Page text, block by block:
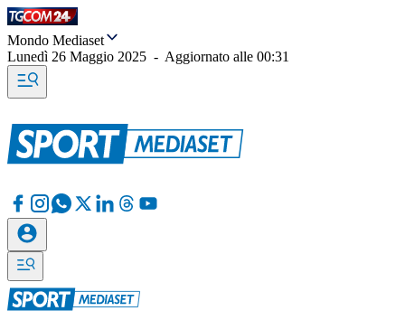
Mondo Mediaset
Lunedì 26 Maggio 2025 - Aggiornato alle 00:31